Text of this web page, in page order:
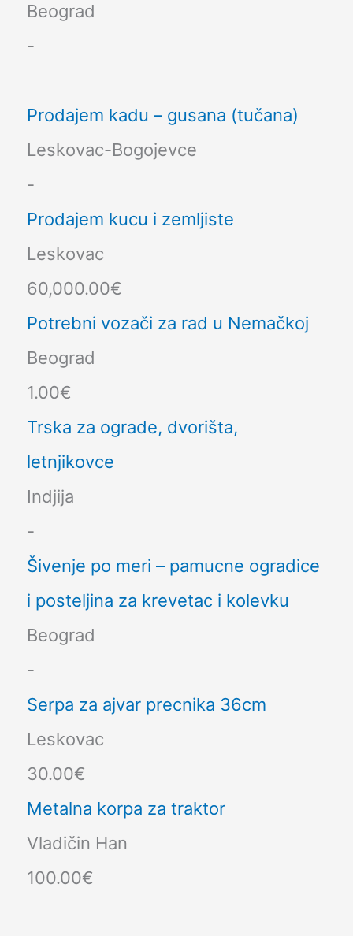
Beograd
-
Prodajem kadu – gusana (tučana)
Leskovac-Bogojevce
-
Prodajem kucu i zemljiste
Leskovac
60,000.00€
Potrebni vozači za rad u Nemačkoj
Beograd
1.00€
Trska za ograde, dvorišta,
letnjikovce
Indjija
-
Šivenje po meri – pamucne ogradice
i posteljina za krevetac i kolevku
Beograd
-
Serpa za ajvar precnika 36cm
Leskovac
30.00€
Metalna korpa za traktor
Vladičin Han
100.00€